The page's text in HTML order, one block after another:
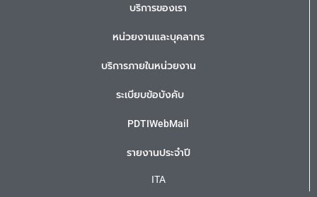
บริการของเรา
หน่วยงานและบุคลากร
บริการภายในหน่วยงาน
ระเบียบข้อบังคับ
PDTIWebMail
รายงานประจำปี
ITA